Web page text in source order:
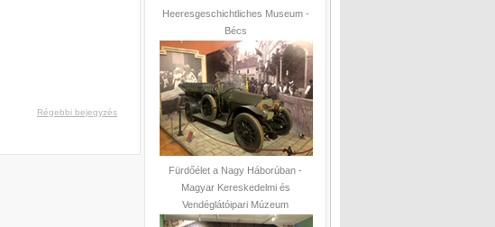
Régebbi bejegyzés
Heeresgeschichtliches Museum -
Bécs
Fürdőélet a Nagy Háborúban -
Magyar Kereskedelmi és
Vendéglátóipari Múzeum